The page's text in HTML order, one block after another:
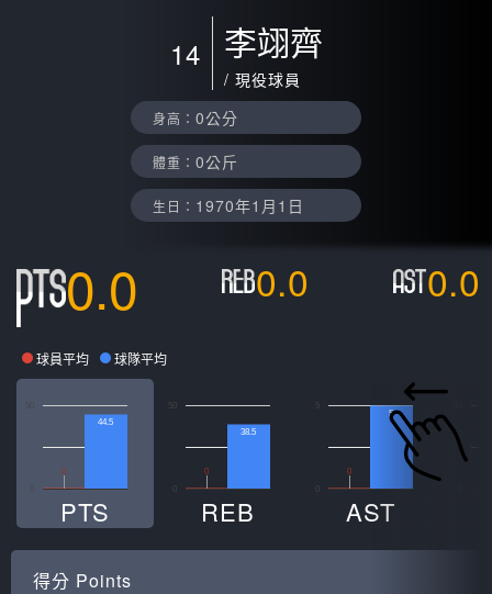
14 李翊齊
/ 現役球員
身高： 0公分
體重： 0公斤
生日： 1970年1月1日
0.0 0.0 0.0
球員平均 球隊平均
50
0
44.5
PTS
50
0
38.5
REB
5
0
5
AST
得分 Points